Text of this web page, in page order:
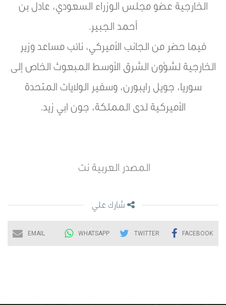
الخارجية عضو مجلس الوزراء السعودي، عادل بن
أحمد الجبير.
فيما حضر من الجانب الأميركي، نائب مساعد وزير
الخارجية لشؤون الشرق الأوسط المبعوث الخاص إلى
سوريا، جويل رايبورن، وسفير الولايات المتحدة
الأميركية لدى المملكة، جون ابي زيد.
المصدر العربية نت
شارك علي
FACEBOOK
TWITTER
WHATSAPP
EMAIL